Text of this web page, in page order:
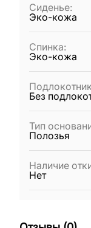
Сиденье:
Эко-кожа
Спинка:
Эко-кожа
Без
Тип
Полозья
Наличие
Нет